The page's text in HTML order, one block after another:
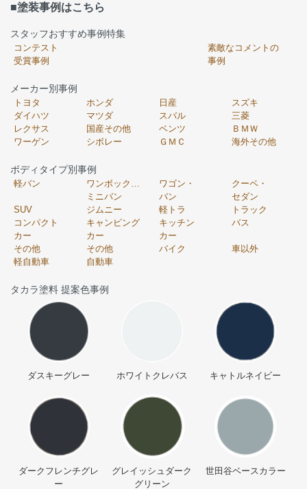
■塗装事例はこちら
スタッフおすすめ事例特集
コンテスト
受賞事例
素敵なコメントの
事例
メーカー別事例
トヨタ ホンダ 日産
スズキ
ダイハツ
マツダ スバル
三菱
レクサス
国産その他 ベンツ
ＢＭＷ
ワーゲン
シボレー ＧＭＣ 海外その他
ボディタイプ別事例
軽バン
ミニバン
ワゴン・
バン
クーペ・
セダン
SUV
ジムニー 軽トラ
トラック
コンパクト
カー
キャンピング
カー
キッチン
カー
バス
その他
軽自動車
その他
自動車
バイク 車以外
タカラ塗料 提案色事例
ダスキーグレー ホワイトクレバス キャトルネイビー
ダークフレンチグレ
ー
グレイッシュダーク
グリーン
世田谷ベースカラー